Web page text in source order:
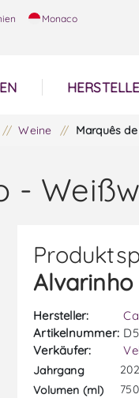
Monaco
/ Weine / Marquês
-
Hersteller:
Artikelnummer:
Verkäufer:
Jahrgang
Volumen (ml)
750